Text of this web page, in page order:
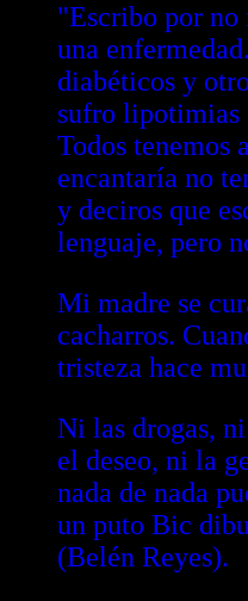
"Escribo por no
una
diabéticos y
sufro lipotimias
Todos tenemos
encantaría no
y deciros que
lenguaje, pero
Mi madre se
cacharros.
tristeza hace
Ni las drogas,
el deseo, ni la
nada de nada
un puto Bic
(Belén Reyes).